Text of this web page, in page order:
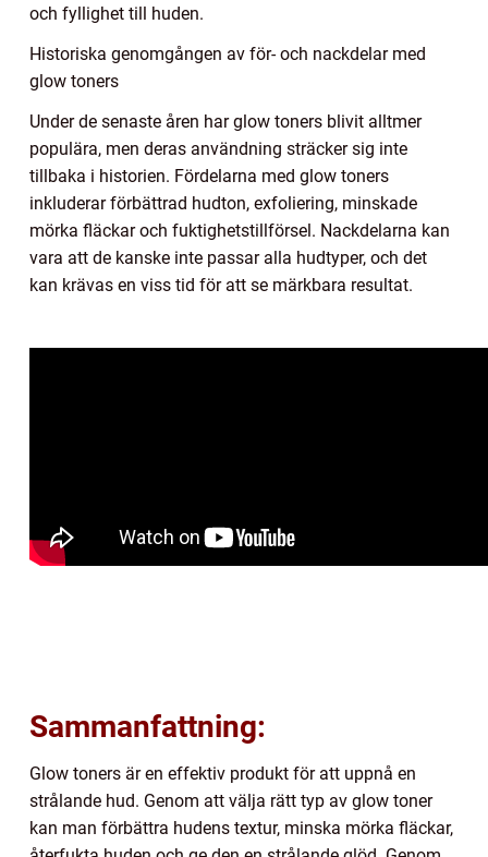
och fyllighet till huden.
Historiska genomgången av för- och nackdelar med
glow toners
Under de senaste åren har glow toners blivit alltmer
populära, men deras användning sträcker sig inte
tillbaka i historien. Fördelarna med glow toners
inkluderar förbättrad hudton, exfoliering, minskade
mörka fläckar och fuktighetstillförsel. Nackdelarna kan
vara att de kanske inte passar alla hudtyper, och det
kan krävas en viss tid för att se märkbara resultat.
Sammanfattning:
Glow toners är en effektiv produkt för att uppnå en
strålande hud. Genom att välja rätt typ av glow toner
kan man förbättra hudens textur, minska mörka fläckar,